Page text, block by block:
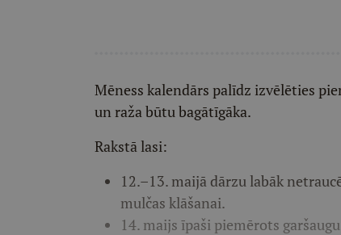
Mēness kalendārs palīdz izvēlēties
un raža būtu bagātīgāka.
Rakstā lasi:
12.–13. maijā dārzu labāk
mulčas klāšanai.
14. maijs īpaši piemērots